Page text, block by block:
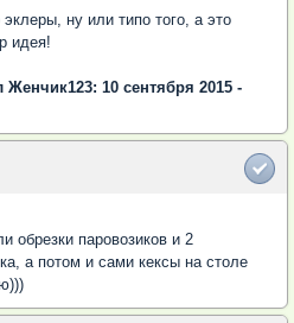
ну или типо того, а это
идея!
10 сентября 2015 -
обрезки паровозиков и 2
а потом и сами кексы на столе